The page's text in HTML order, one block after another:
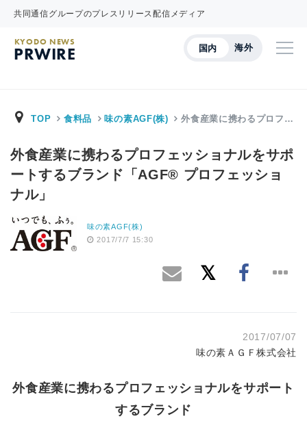
共同通信グループのプレスリリース配信メディア
国内 海外
KYODO NEWS
PRWIRE
TOP 食料品 味の素AGF(株) 外食産業に携わるプロフ…
外食産業に携わるプロフェッショナルをサポ
ートするブランド「AGF® プロフェッショ
ナル」
味の素AGF(株)
2017/7/7 15:30
2017/07/07
味の素ＡＧＦ株式会社
外食産業に携わるプロフェッショナルをサポート
するブランド